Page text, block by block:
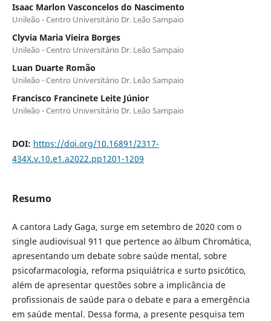
Isaac Marlon Vasconcelos do Nascimento
Unileão - Centro Universitário Dr. Leão Sampaio
Clyvia Maria Vieira Borges
Unileão - Centro Universitário Dr. Leão Sampaio
Luan Duarte Romão
Unileão - Centro Universitário Dr. Leão Sampaio
Francisco Francinete Leite Júnior
Unileão - Centro Universitário Dr. Leão Sampaio
DOI: https://doi.org/10.16891/2317-
434X.v.10.e1.a2022.pp1201-1209
Resumo
A cantora Lady Gaga, surge em setembro de 2020 com o
single audiovisual 911 que pertence ao álbum Chromática,
apresentando um debate sobre saúde mental, sobre
psicofarmacologia, reforma psiquiátrica e surto psicótico,
além de apresentar questões sobre a implicância de
profissionais de saúde para o debate e para a emergência
em saúde mental. Dessa forma, a presente pesquisa tem